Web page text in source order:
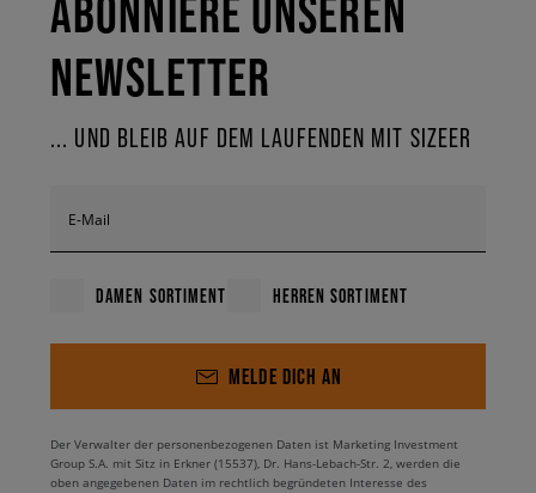
ABONNIERE UNSEREN
NEWSLETTER
... UND BLEIB AUF DEM LAUFENDEN MIT SIZEER
E-Mail
DAMEN SORTIMENT HERREN SORTIMENT
MELDE DICH AN
Der Verwalter der personenbezogenen Daten ist Marketing Investment
Group S.A. mit Sitz in Erkner (15537), Dr. Hans-Lebach-Str. 2, werden die
oben angegebenen Daten im rechtlich begründeten Interesse des